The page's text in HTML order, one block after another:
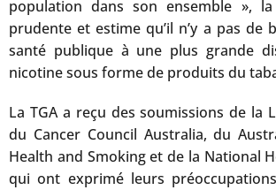
population dans son ensemble »,
prudente et estime qu’il n’y a pas de
santé publique à une plus grande
nicotine sous forme de produits du
La TGA a reçu des soumissions de la
du Cancer Council Australia, du
Health and Smoking et de la National
qui ont exprimé leurs